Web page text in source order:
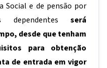
Social e de pensão por
dependentes será
desde que tenham
para obtenção
de entrada em vigor